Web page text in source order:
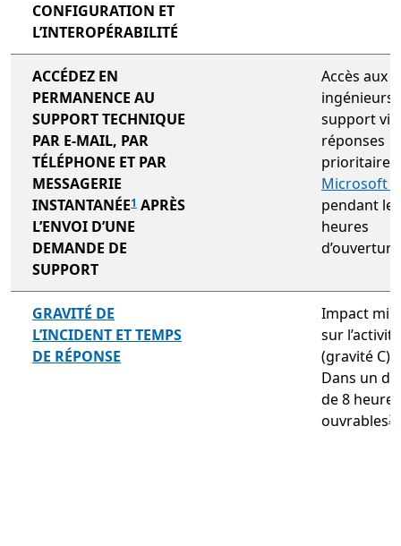
CONFIGURATION ET
L’INTEROPÉRABILITÉ
ACCÉDEZ EN
PERMANENCE AU
SUPPORT TECHNIQUE
PAR E-MAIL, PAR
TÉLÉPHONE ET PAR
MESSAGERIE
INSTANTANÉE1 APRÈS
L’ENVOI D’UNE
DEMANDE DE
SUPPORT
Accès aux
ingénieurs
support via
réponses
prioritaires
Microsoft
pendant les
heures
d’ouverture
GRAVITÉ DE
L’INCIDENT ET TEMPS
DE RÉPONSE
Impact
sur l’activité
(gravité C) :
Dans un
de 8 heures
ouvrables2